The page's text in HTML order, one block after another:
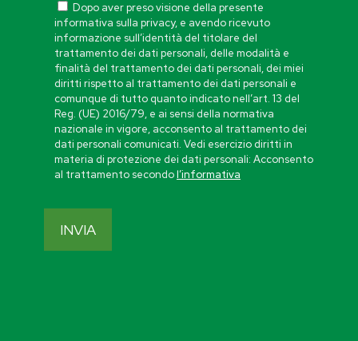
Dopo aver preso visione della presente
informativa sulla privacy, e avendo ricevuto
informazione sull’identità del titolare del
trattamento dei dati personali, delle modalità e
finalità del trattamento dei dati personali, dei miei
diritti rispetto al trattamento dei dati personali e
comunque di tutto quanto indicato nell’art. 13 del
Reg. (UE) 2016/79, e ai sensi della normativa
nazionale in vigore, acconsento al trattamento dei
dati personali comunicati. Vedi esercizio diritti in
materia di protezione dei dati personali: Acconsento
al trattamento secondol’informativa